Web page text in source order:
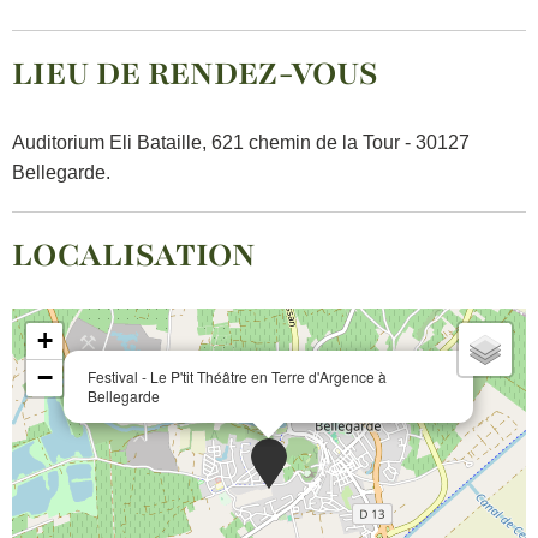
LIEU DE RENDEZ-VOUS
Auditorium Eli Bataille, 621 chemin de la Tour - 30127
Bellegarde.
LOCALISATION
Festival - Le P'tit Théâtre en Terre d'Argence à
Bellegarde
+
−